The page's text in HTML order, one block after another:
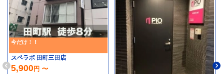
今だけ！！
スペラボ 田町三田店
5,900円 〜